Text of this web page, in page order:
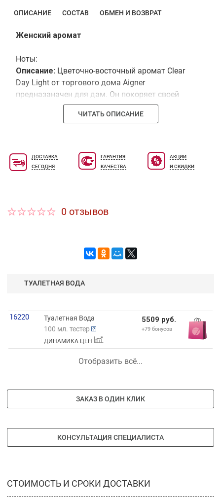
ОПИСАНИЕ СОСТАВ ОБМЕН И ВОЗВРАТ
Женский аромат
Ноты:
Описание:Цветочно-восточный аромат Clear
Day Light от торгового дома Aigner
предназаначен для дам. Он покоряет своей
свежестью и невинностью. Создан для
романтичных натур.ЧИТАТЬ ОПИСАНИЕ
ДОСТАВКА
СЕГОДНЯ
ГАРАНТИЯ
КАЧЕСТВА
АКЦИИ
И СКИДКИ
0 отзывов
ТУАЛЕТНАЯ ВОДА
16220
Туалетная Вода
100 мл. тестер
ДИНАМИКА ЦЕН
5509 руб.
+79 бонусов
Отобразить всё...
ЗАКАЗ В ОДИН КЛИК
КОНСУЛЬТАЦИЯ СПЕЦИАЛИСТА
СТОИМОСТЬ И СРОКИ ДОСТАВКИ